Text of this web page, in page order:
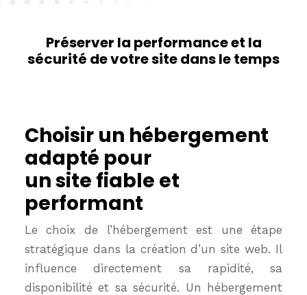
Préserver la performance et la
sécurité de votre site dans le temps
Choisir un hébergement
adapté pour
un site fiable et
performant
Le choix de l’hébergement est une étape
stratégique dans la création d’un site web. Il
influence directement sa rapidité, sa
disponibilité et sa sécurité. Un hébergement